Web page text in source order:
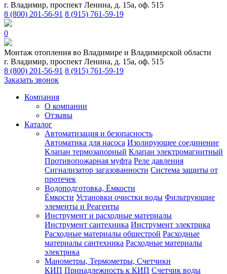
г. Владимир, проспект Ленина, д. 15а, оф. 515
8 (800) 201-56-91 8 (915) 761-59-19
0
Монтаж отопления во Владимире и Владимирской области
г. Владимир, проспект Ленина, д. 15а, оф. 515
8 (800) 201-56-91 8 (915) 761-59-19
Заказать звонок
Компания
О компании
Отзывы
Каталог
Автоматизация и безопасность
Автоматика для насоса Изолирующее соединение
Клапан термозапорный Клапан электромагнитный
Противопожарная муфта Реле давления
Сигнализатор загазованности Система защиты от
протечек
Водоподготовка, Ёмкости
Ёмкости Установки очистки воды Фильтрующие
элементы и Реагенты
Инструмент и расходные материалы
Инструмент сантехника Инструмент электрика
Расходные материалы общестрой Расходные
материалы сантехника Расходные материалы
электрика
Манометры, Термометры, Счетчики
КИП Принадлежность к КИП Счетчик воды